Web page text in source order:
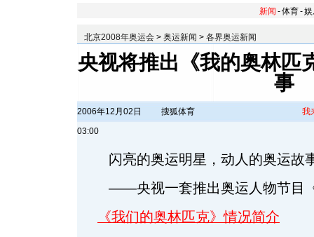
新闻 -体育-
北京2008年奥运会 > 奥运新闻 > 各界奥运新闻
央视将推出《我的奥林匹
事
2006年12月02日
03:00
搜狐体育 我
闪亮的奥运明星，动人的奥运故
——央视一套推出奥运人物节目《
《我们的奥林匹克》情况简介